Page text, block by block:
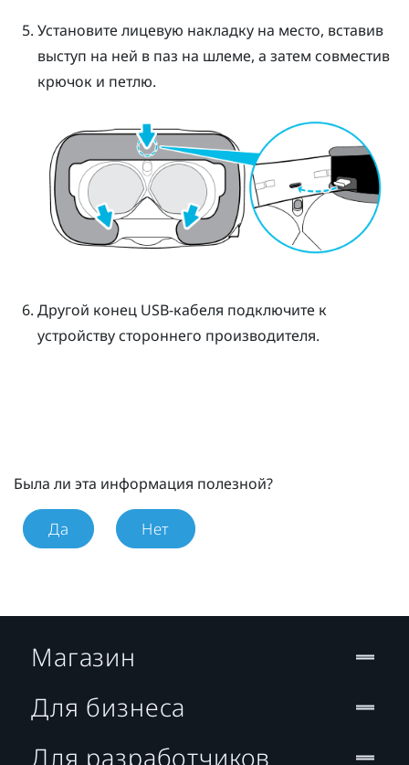
Установите лицевую накладку на место, вставив
выступ на ней в паз на шлеме, а затем совместив
крючок и петлю.
Другой конец USB-кабеля подключите к
устройству стороннего производителя.
Была ли эта информация полезной?
Да Нет
Магазин
Для бизнеса
Для разработчиков